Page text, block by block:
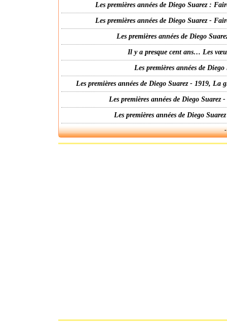
Les premières années de Diego Suarez :
Les premières années de Diego Suarez -
Les premières années de Diego
Il y a presque cent ans… Les
Les premières années de
Les premières années de Diego Suarez - 1919,
Les premières années de Diego
Les premières années de Diego